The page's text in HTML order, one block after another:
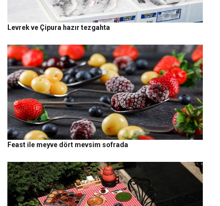
Levrek ve Çipura hazır tezgahta
Feast ile meyve dört mevsim sofrada